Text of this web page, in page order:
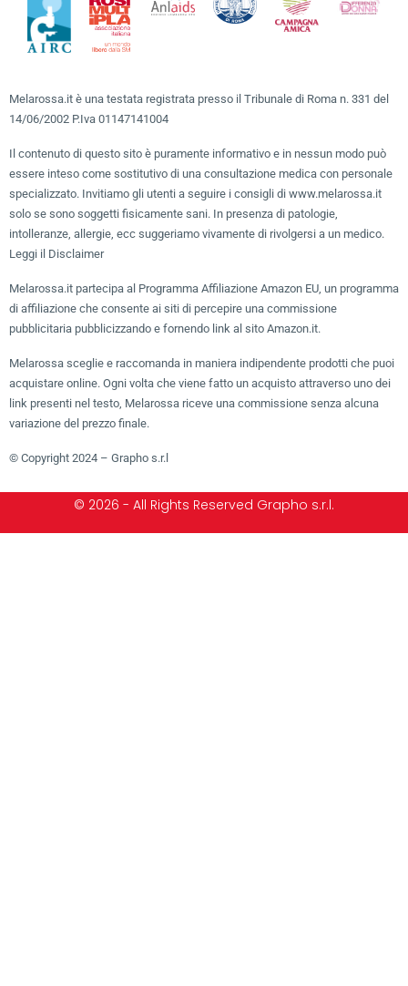
Melarossa.it è una testata registrata presso il Tribunale di Roma n. 331 del
14/06/2002 P.Iva 01147141004
Il contenuto di questo sito è puramente informativo e in nessun modo può
essere inteso come sostitutivo di una consultazione medica con personale
specializzato. Invitiamo gli utenti a seguire i consigli di www.melarossa.it
solo se sono soggetti fisicamente sani. In presenza di patologie,
intolleranze, allergie, ecc suggeriamo vivamente di rivolgersi a un medico.
Leggi il Disclaimer
Melarossa.it partecipa al Programma Affiliazione Amazon EU, un programma
di affiliazione che consente ai siti di percepire una commissione
pubblicitaria pubblicizzando e fornendo link al sito Amazon.it.
Melarossa sceglie e raccomanda in maniera indipendente prodotti che puoi
acquistare online. Ogni volta che viene fatto un acquisto attraverso uno dei
link presenti nel testo, Melarossa riceve una commissione senza alcuna
variazione del prezzo finale.
© Copyright 2024 – Grapho s.r.l
© 2026 - All Rights Reserved Grapho s.r.l.